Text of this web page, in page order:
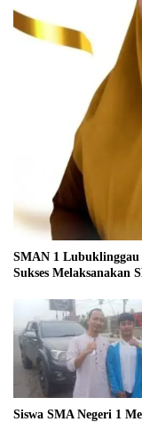
SMAN 1 Lubuklinggau
Siswa SMA Negeri 1